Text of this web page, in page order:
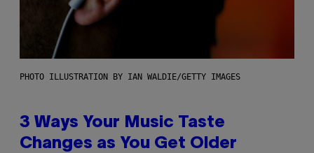
PHOTO ILLUSTRATION BY IAN WALDIE/GETTY IMAGES
3 Ways Your Music Taste
Changes as You Get Older